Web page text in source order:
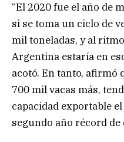
“El 2020 fue el año de
si se toma un ciclo de
mil toneladas, y al
Argentina estaría en
acotó. En tanto, afirmó
700 mil vacas más,
capacidad exportable
segundo año récord de